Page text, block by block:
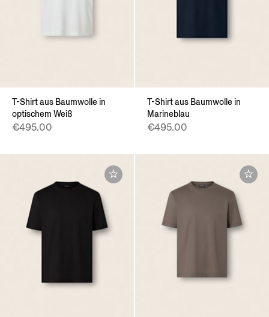
T-Shirt aus Baumwolle in
optischem Weiß
€495.00
T-Shirt aus Baumwolle in
Marineblau
€495.00